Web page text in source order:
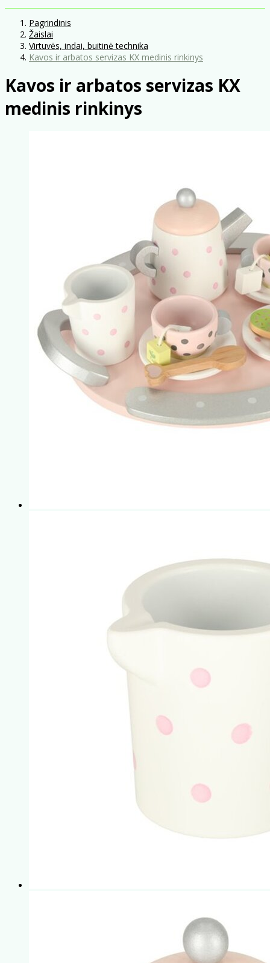
Pagrindinis
Žaislai
Virtuvės, indai, buitinė technika
Kavos ir arbatos servizas KX medinis rinkinys
Kavos ir arbatos servizas KX
medinis rinkinys